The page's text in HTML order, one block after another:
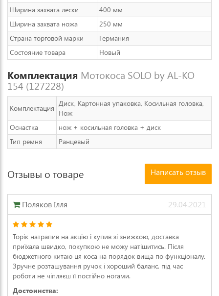
Ширина захвата лески
400 мм
Ширина захвата ножа
250 мм
Страна торговой марки
Германия
Состояние товара
Новый
Комплектация Мотокоса SOLO by AL-KO
154 (127228)
Комплектация
Диск, Картонная упаковка, Косильная головка,
Нож
Оснастка
нож + косильная головка + диск
Тип ремня
Ранцевый
Отзывы о товаре Написать отзыв
Поляков Ілля 29.04.2021
Торік натрапив на акцію і купив зі знижкою, доставка
приїхала швидко, покупкою не можу натішитись. Після
бюджетного китаю ця коса на порядок вища по функціоналу.
Зручне розташування ручок і хороший баланс, під час
роботи не чіпляєш її постійно ногами.
Достоинства: